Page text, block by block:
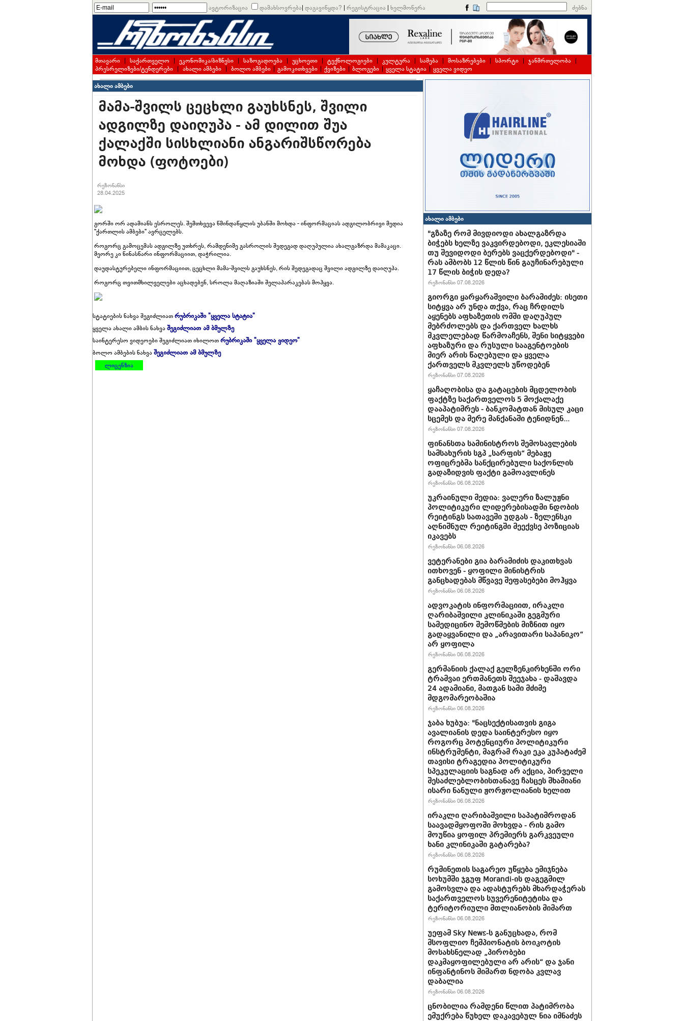
ავტორიზაცია დამახსოვრება| დაგავიწყდა? | რეგისტრაცია | ხელმოწერა ძებნა
მთავარი | საქართველო | ეკონომიკა/ბიზნესი | საზოგადოება | უცხოეთი | ტექნოლოგიები | კულტურა | სამება | მოსაზრებები | სპორტი | ჯანმრთელობა |
პრესრელიზები/ტენდერები | ახალი ამბები | ბოლო ამბები | გამოკითხვები | ქვიზები | ბლოგები | ყველა სტატია | ყველა ვიდეო
ახალი ამბები
მამა-შვილს ცეცხლი გაუხსნეს, შვილი
ადგილზე დაიღუპა - ამ დილით შუა
ქალაქში სისხლიანი ანგარიშსწორება
მოხდა (ფოტოები)
რეზონანსი
28.04.2025
გორში ორ ადამიანს ესროლეს. შემთხვევა წმინდაწყლის უბანში მოხდა - ინფორმაციას ადგილობრივი მედია
"ქართლის ამბები" ავრცელებს.
როგორც გამოცემას ადგილზე უთხრეს, რამდენიმე გასროლის შედეგად დაღუპულია ახალგაზრდა მამაკაცი.
მეორე კი წინასწარი ინფორმაციით, დაჭრილია.
დაუდასტურებელი ინფორმაციით, ცეცხლი მამა-შვილს გაუხსნეს, რის შედეგადაც შვილი ადგილზე დაიღუპა.
როგორც თვითმხილველები აცხადებენ, სროლა მაღაზიაში შელაპარაკებას მოჰყვა.
სტატიების ნახვა შეგიძლიათრუბრიკაში "ყველა სტატია"
ყველა ახალი ამბის ნახვაშეგიძლიათ ამ ბმულზე
საინტერესო ვიდეოები შეგიძლიათ იხილოთრუბრიკაში "ყველა ვიდეო"
ბოლო ამბების ნახვაშეგიძლიათ ამ ბმულზე
ლიცენზია
ახალი ამბები
"გზაზე რომ მივდიოდი ახალგაზრდა
ბიჭებს ხელზე ვაკვირდებოდი, ეკლესიაში
თუ შევიდოდი ბერებს ვაცქერდებოდი" -
რას ამბობს 12 წლის წინ გაუჩინარებული
17 წლის ბიჭის დედა?
რეზონანსი 07.08.2026
გიორგი ყარყარაშვილი ბარამიძეს: ისეთი
სიტყვა არ უნდა თქვა, რაც ჩრდილს
აყენებს აფხაზეთის ომში დაღუპულ
მებრძოლებს და ქართველ ხალხს
მკვლელებად წარმოაჩენს, შენი სიტყვები
აფხაზური და რუსული სააგენტოების
მიერ არის წაღებული და ყველა
ქართველს მკვლელს უწოდებენ
რეზონანსი 07.08.2026
ყაჩაღობისა და გატაცების მცდელობის
ფაქტზე საქართველოს 5 მოქალაქე
დააპატიმრეს - ბანკომატთან მისულ კაცი
სცემეს და მერე მანქანაში ტენიდნენ...
რეზონანსი 07.08.2026
ფინანსთა სამინისტროს შემოსავლების
სამსახურის სგპ „სარფის“ მებაჟე
ოფიცრებმა სანქცირებული საქონლის
გადაზიდვის ფაქტი გამოავლინეს
რეზონანსი 06.08.2026
უკრაინული მედია: ვალერი ზალუჟნი
პოლიტიკური ლიდერებისადმი ნდობის
რეიტინგს სათავეში უდგას - ზელენსკი
აღნიშნულ რეიტინგში მეექვსე პოზიციას
იკავებს
რეზონანსი 06.08.2026
ვეტერანები გია ბარამიძის დაკითხვას
ითხოვენ - ყოფილი მინისტრის
განცხადებას მწვავე შეფასებები მოჰყვა
რეზონანსი 06.08.2026
ადვოკატის ინფორმაციით, ირაკლი
ღარიბაშვილი კლინიკაში გეგმური
სამედიცინო შემოწმების მიზნით იყო
გადაყვანილი და „არავითარი საპანიკო“
არ ყოფილა
რეზონანსი 06.08.2026
გერმანიის ქალაქ გელზენკირხენში ორი
ტრამვაი ერთმანეთს შეეჯახა - დაშავდა
24 ადამიანი, მათგან სამი მძიმე
მდგომარეობაშია
რეზონანსი 06.08.2026
ჯაბა ხუბუა: "ნაცსექტისათვის გიგა
ავალიანის დედა საინტერესო იყო
როგორც პოტენციური პოლიტიკური
ინსტრუმენტი, მაგრამ რაკი ეკა კუპატაძემ
თავისი ტრაგედია პოლიტიკური
სპეკულაციის საგნად არ აქცია, პირველი
შესაძლებლობისთანავე ჩასცეს შხამიანი
ისარი ნანული ჟორჟოლიანის ხელით
რეზონანსი 06.08.2026
ირაკლი ღარიბაშვილი საპატიმროდან
საავადმყოფოში მოხვდა - რის გამო
მოუწია ყოფილ პრემიერს გარკვეული
ხანი კლინიკაში გატარება?
რეზონანსი 06.08.2026
რუმინეთის საგარეო უწყება ემიჯნება
სოხუმში ჯგუფ Morandi-ის დაგეგმილ
გამოსვლა და ადასტურებს მხარდაჭერას
საქართველოს სუვერენიტეტისა და
ტერიტორიული მთლიანობის მიმართ
რეზონანსი 06.08.2026
უეფამ Sky News-ს განუცხადა, რომ
მსოფლიო ჩემპიონატის ბოიკოტის
მოსახსნელად „პირობები
დაკმაყოფილებული არ არის“ და ჯანი
ინფანტინოს მიმართ ნდობა კვლავ
დაბალია
რეზონანსი 06.08.2026
ცნობილია რამდენი წლით პატიმრობა
ემუქრება წუხელ დაკავებულ ნია იმნაძეს